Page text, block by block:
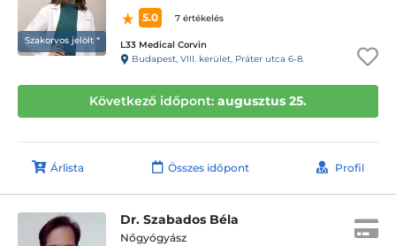
Szakorvos jelölt *
5.0
7 értékelés
L33 Medical Corvin
Budapest, VIII. kerület, Práter utca 6-8.
Következő időpont: augusztus 25.
Árlista Összes időpont Profil
Dr. Szabados Béla
Nőgyógyász